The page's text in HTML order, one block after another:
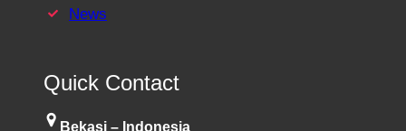
News
Quick Contact
Bekasi – Indonesia